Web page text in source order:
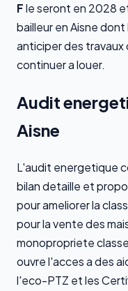
Fle seront en 2028
bailleur en Aisne
anticiper des
continuer a louer.
Audit
Aisne
L'audit energetique
bilan detaille et
pour ameliorer la
pour la vente des
monopropriete
ouvre l'acces a des
l'eco-PTZ et les